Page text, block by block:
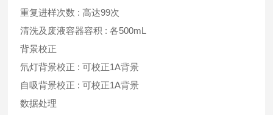
重复进样次数 : 高达99次
清洗及废液容器容积 : 各500mL
背景校正
氘灯背景校正 : 可校正1A背景
自吸背景校正 : 可校正1A背景
数据处理